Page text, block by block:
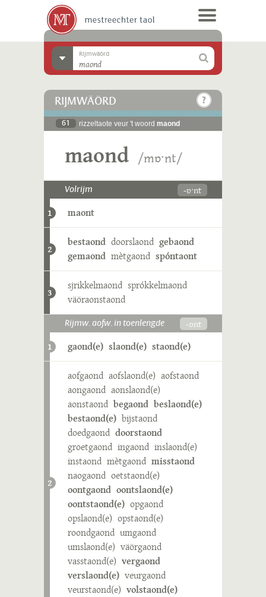
Rijmwäörd
RIJMWÄÖRD
61 rizzeltaote veur 't woord maond
maond /mɒˑnt/
Volrijm -ɒˑnt
1 maont
2
bestaond doorslaond gebaond
gemaond mètgaond spóntaont
3
sjrikkelmaond sprókkelmaond
väöraonstaond
Rijmw. aofw. in toenlengde -ɒnt
1 gaond(e) slaond(e) staond(e)
2
aofgaond aofslaond(e) aofstaond
aongaond aonslaond(e)
aonstaond begaond beslaond(e)
bestaond(e) bijstaond
doedgaond doorstaond
groetgaond ingaond inslaond(e)
instaond mètgaond misstaond
naogaond oetstaond(e)
oontgaond oontslaond(e)
oontstaond(e) opgaond
opslaond(e) opstaond(e)
roondgaond umgaond
umslaond(e) väörgaond
vasstaond(e) vergaond
verslaond(e) veurgaond
veurstaond(e) volstaond(e)